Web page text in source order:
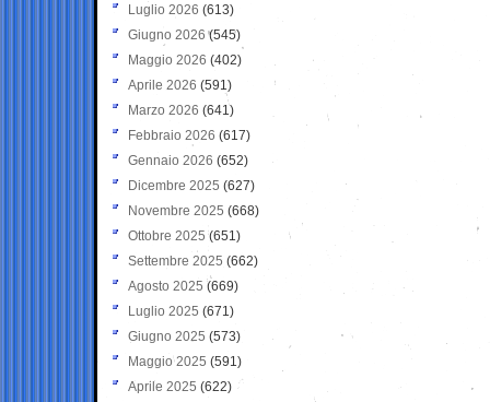
Luglio 2026 (613)
Giugno 2026 (545)
Maggio 2026 (402)
Aprile 2026 (591)
Marzo 2026 (641)
Febbraio 2026 (617)
Gennaio 2026 (652)
Dicembre 2025 (627)
Novembre 2025 (668)
Ottobre 2025 (651)
Settembre 2025 (662)
Agosto 2025 (669)
Luglio 2025 (671)
Giugno 2025 (573)
Maggio 2025 (591)
Aprile 2025 (622)